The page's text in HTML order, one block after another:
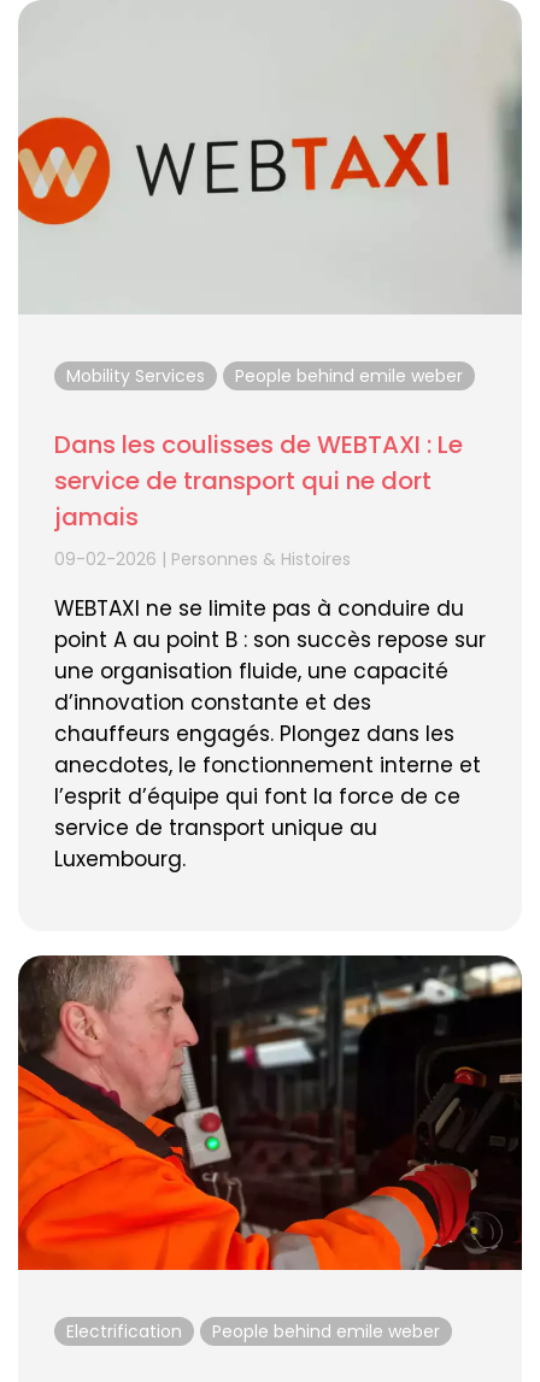
Mobility Services People behind emile weber
Dans les coulisses de WEBTAXI : Le
service de transport qui ne dort
jamais
09-02-2026 | Personnes & Histoires
WEBTAXI ne se limite pas à conduire du
point A au point B : son succès repose sur
une organisation fluide, une capacité
d’innovation constante et des
chauffeurs engagés. Plongez dans les
anecdotes, le fonctionnement interne et
l’esprit d’équipe qui font la force de ce
service de transport unique au
Luxembourg.
Electrification People behind emile weber